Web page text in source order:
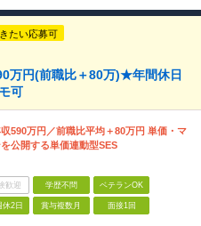
たい応募可
万円(前職比＋80万)★年間休日
可
590万円／前職比平均＋80万円 単価・マ
公開する単価連動型SES
歓迎 学歴不問 ベテランOK
休2日 賞与複数月 面接1回